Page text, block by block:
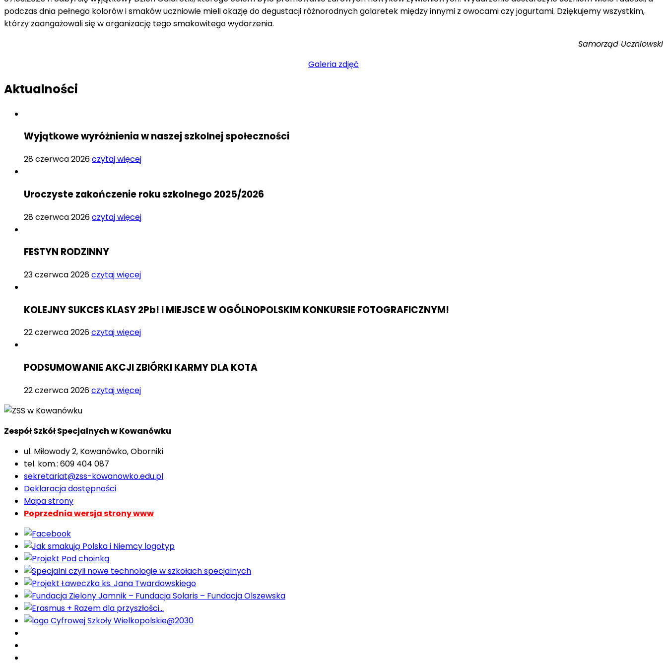
podczas dnia pełnego kolorów i smaków uczniowie mieli okazję do degustacji różnorodnych galaretek między innymi z owocami czy jogurtami. Dziękujemy wszystkim,
którzy zaangażowali się w organizację tego smakowitego wydarzenia.
Samorząd Uczniowski
Galeria zdjęć
Aktualności
Wyjątkowe wyróżnienia w naszej szkolnej społeczności
28 czerwca 2026czytaj więcej
Uroczyste zakończenie roku szkolnego 2025/2026
28 czerwca 2026czytaj więcej
FESTYN RODZINNY
23 czerwca 2026czytaj więcej
KOLEJNY SUKCES KLASY 2Pb! I MIEJSCE W OGÓLNOPOLSKIM KONKURSIE FOTOGRAFICZNYM!
22 czerwca 2026czytaj więcej
PODSUMOWANIE AKCJI ZBIÓRKI KARMY DLA KOTA
22 czerwca 2026czytaj więcej
Zespół Szkół Specjalnych w Kowanówku
ul. Miłowody 2, Kowanówko, Oborniki
tel. kom.: 609 404 087
sekretariat@zss-kowanowko.edu.pl
Deklaracja dostępności
Mapa strony
Poprzednia wersja strony www